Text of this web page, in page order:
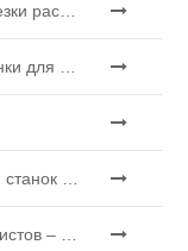
Как наши станки для лазерной резки расширяют возможности мексиканского производства